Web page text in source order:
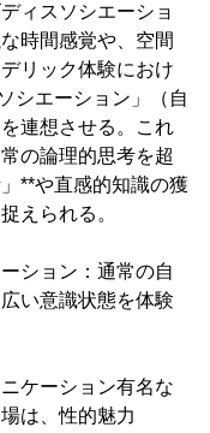
ィスソシエーショ
時間感覚や、空間
リック体験におけ
シエーション」（自
連想させる。これ
の論理的思考を超
**や直感的知識の獲
えられる。
ション：通常の自
い意識状態を体験
ケーション有名な
は、性的魅力